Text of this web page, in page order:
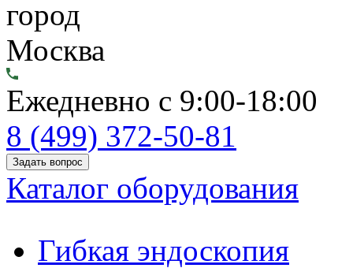
город
Москва
Ежедневно с 9:00-18:00
8 (499) 372-50-81
Задать вопрос
Каталог оборудования
Гибкая эндоскопия